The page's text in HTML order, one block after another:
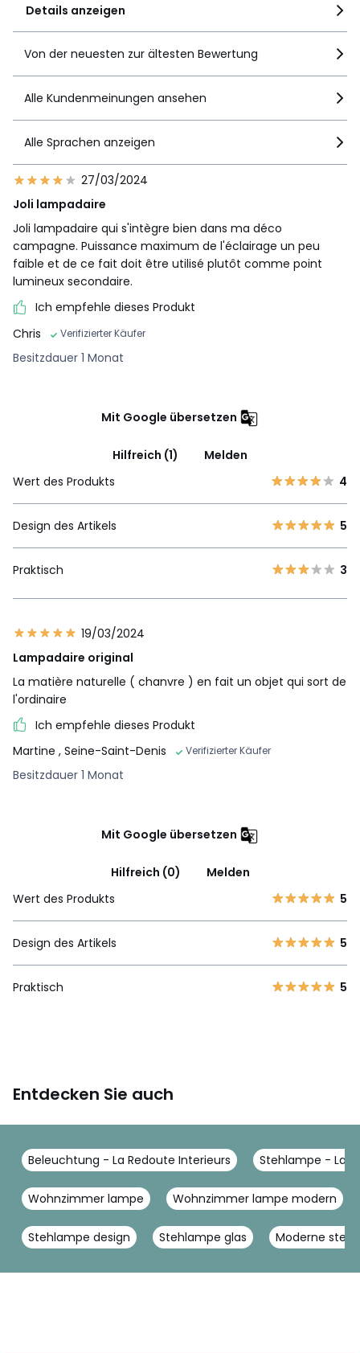
Details anzeigen
Von der neuesten zur ältesten Bewertung
Alle Kundenmeinungen ansehen
Alle Sprachen anzeigen
27/03/2024
Joli lampadaire
Joli lampadaire qui s'intègre bien dans ma déco
campagne. Puissance maximum de l'éclairage un peu
faible et de ce fait doit être utilisé plutôt comme point
lumineux secondaire.
Ich empfehle dieses Produkt
Chris
Verifizierter Käufer
Besitzdauer 1 Monat
Mit Google übersetzen
Hilfreich (1)
Melden
Wert des Produkts
4
Design des Artikels 5
Praktisch 3
19/03/2024
Lampadaire original
La matière naturelle ( chanvre ) en fait un objet qui sort de
l'ordinaire
Ich empfehle dieses Produkt
Martine , Seine-Saint-Denis Verifizierter Käufer
Besitzdauer 1 Monat
Mit Google übersetzen
Hilfreich (0)
Melden
Wert des Produkts
5
Design des Artikels 5
Praktisch 5
Entdecken Sie auch
Beleuchtung - La Redoute Interieurs Stehlampe - La
Wohnzimmer lampe Wohnzimmer lampe modern
Stehlampe design Stehlampe glas Moderne